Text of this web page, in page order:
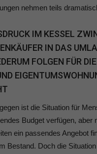
nehmen teils
IM KESSEL
IN DAS
FOLGEN FÜR
ist die Situation für
Budget verfügen, aber
ein passendes Angebot
Bestand. Doch die